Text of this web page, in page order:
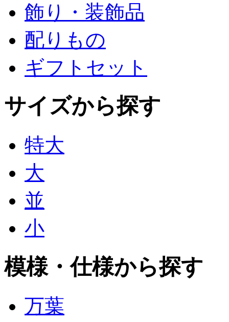
飾り・装飾品
配りもの
ギフトセット
サイズから探す
特大
大
並
小
模様・仕様から探す
万葉